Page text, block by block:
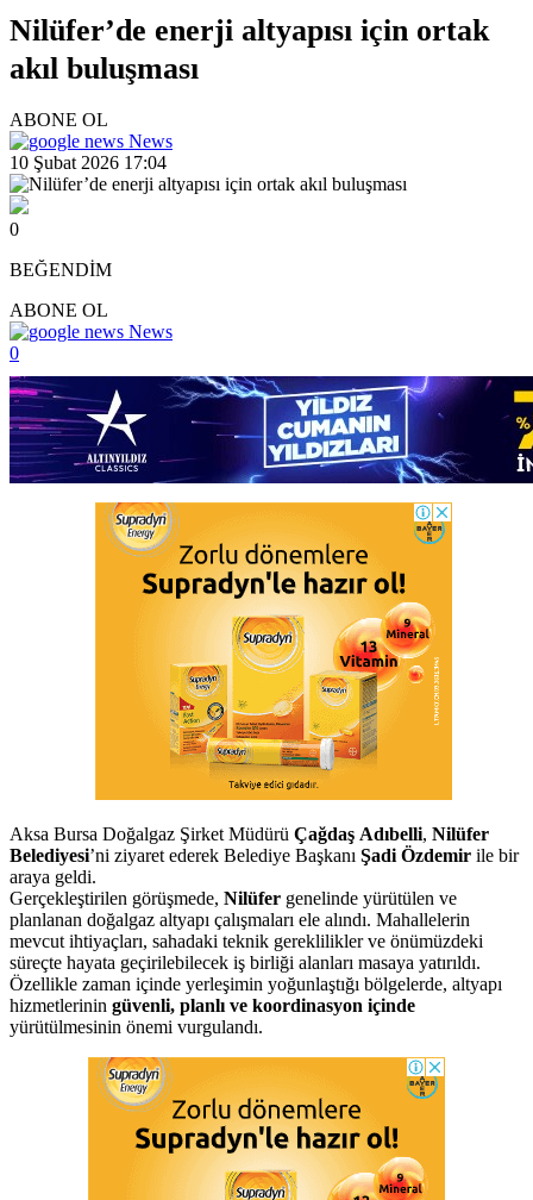
Nilüfer’de enerji altyapısı için ortak
akıl buluşması
ABONE OL
News
10 Şubat 2026 17:04
0
BEĞENDİM
ABONE OL
News
0
Aksa Bursa Doğalgaz Şirket Müdürü Çağdaş Adıbelli, Nilüfer
Belediyesi’ni ziyaret ederek Belediye Başkanı Şadi Özdemir ile bir
araya geldi.
Gerçekleştirilen görüşmede, Nilüfer genelinde yürütülen ve
planlanan doğalgaz altyapı çalışmaları ele alındı. Mahallelerin
mevcut ihtiyaçları, sahadaki teknik gereklilikler ve önümüzdeki
süreçte hayata geçirilebilecek iş birliği alanları masaya yatırıldı.
Özellikle zaman içinde yerleşimin yoğunlaştığı bölgelerde, altyapı
hizmetlerinin güvenli, planlı ve koordinasyon içinde
yürütülmesinin önemi vurgulandı.